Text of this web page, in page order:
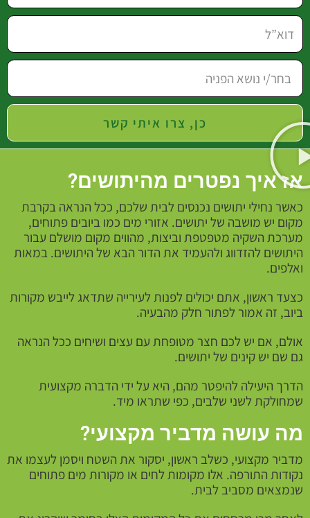
כן, צרו איתי קשר
אז איך נפטרים מהיתושים?
כאשר נחילי יתושים נכנסים לבית שלכם, ככל הנראה בקרבת
מקום יש מושבה של יתושים. אזורי מים כמו ביובים פתוחים,
מערכת השקיה מטפטפת וביצות, מהווים מקום מושלם עבור
היתושים להזדווג ולהעמיד את הדור הבא של היתושים. במאות
ואלפים.
כצעד ראשון, אתם יכולים לפנות לעירייה שתדאג לייבש מקורות
ביוב, זה אמור לפתור חלק מהבעיה.
אולם, אם יש לכם חצר מטופחת עם עצים ושיחים ככל הנראה
גם שם יש קינים של יתושים.
הדרך היעילה להיפטר מהם, היא על ידי הדברה מקצועית
שמחולקת לשני שלבים, כפי שתראו מיד.
מה עושה מדביר מקצועי?
מדביר מקצועי, כשלב ראשון, יסקור את השטח ויסמן לעצמו את
נקודות התורפה. אלו מקומות לחים או מקורות מים פתוחים
שנמצאים מסביב לבית.